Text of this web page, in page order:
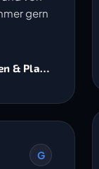
gern
& Planer AG
G